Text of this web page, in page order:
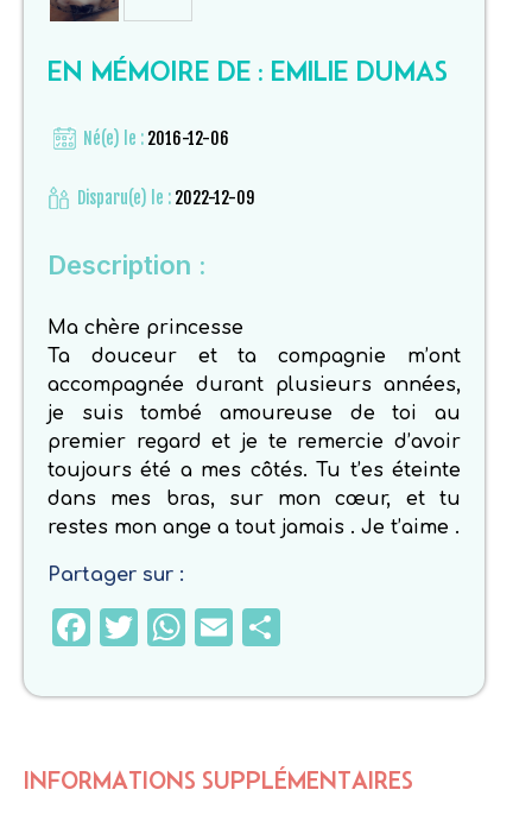
EN MÉMOIRE DE : EMILIE DUMAS
Né(e) le : 2016-12-06
Disparu(e) le : 2022-12-09
Description :
Ma chère princesse
Ta douceur et ta compagnie m’ont
accompagnée durant plusieurs années,
je suis tombé amoureuse de toi au
premier regard et je te remercie d’avoir
toujours été a mes côtés. Tu t’es éteinte
dans mes bras, sur mon cœur, et tu
restes mon ange a tout jamais . Je t’aime .
Partager sur :
Facebook
Twitter
WhatsApp
Email
INFORMATIONS SUPPLÉMENTAIRES